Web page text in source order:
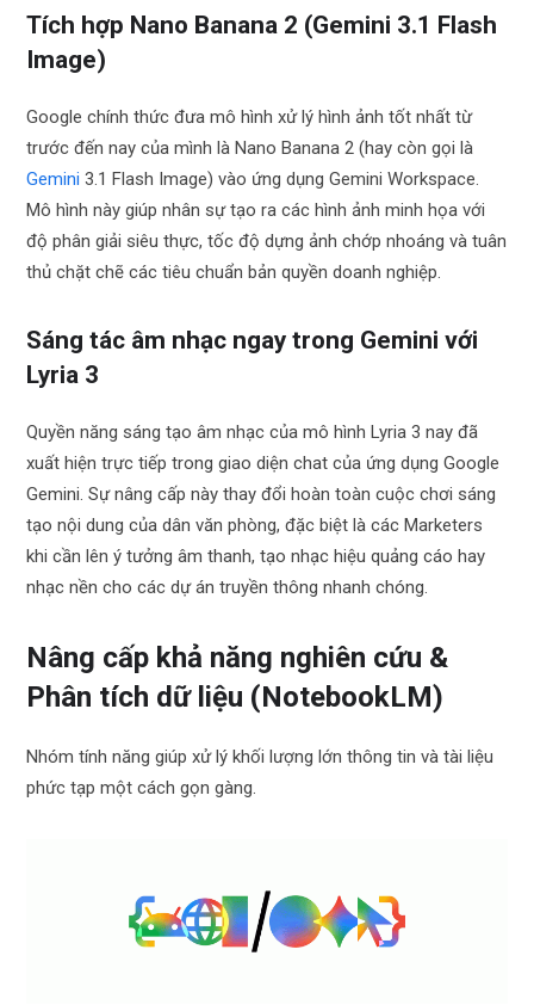
Tích hợp Nano Banana 2 (Gemini 3.1 Flash
Image)
Google chính thức đưa mô hình xử lý hình ảnh tốt nhất từ
trước đến nay của mình là Nano Banana 2 (hay còn gọi là
Gemini 3.1 Flash Image) vào ứng dụng Gemini Workspace.
Mô hình này giúp nhân sự tạo ra các hình ảnh minh họa với
độ phân giải siêu thực, tốc độ dựng ảnh chớp nhoáng và tuân
thủ chặt chẽ các tiêu chuẩn bản quyền doanh nghiệp.
Sáng tác âm nhạc ngay trong Gemini với
Lyria 3
Quyền năng sáng tạo âm nhạc của mô hình Lyria 3 nay đã
xuất hiện trực tiếp trong giao diện chat của ứng dụng Google
Gemini. Sự nâng cấp này thay đổi hoàn toàn cuộc chơi sáng
tạo nội dung của dân văn phòng, đặc biệt là các Marketers
khi cần lên ý tưởng âm thanh, tạo nhạc hiệu quảng cáo hay
nhạc nền cho các dự án truyền thông nhanh chóng.
Nâng cấp khả năng nghiên cứu &
Phân tích dữ liệu (NotebookLM)
Nhóm tính năng giúp xử lý khối lượng lớn thông tin và tài liệu
phức tạp một cách gọn gàng.